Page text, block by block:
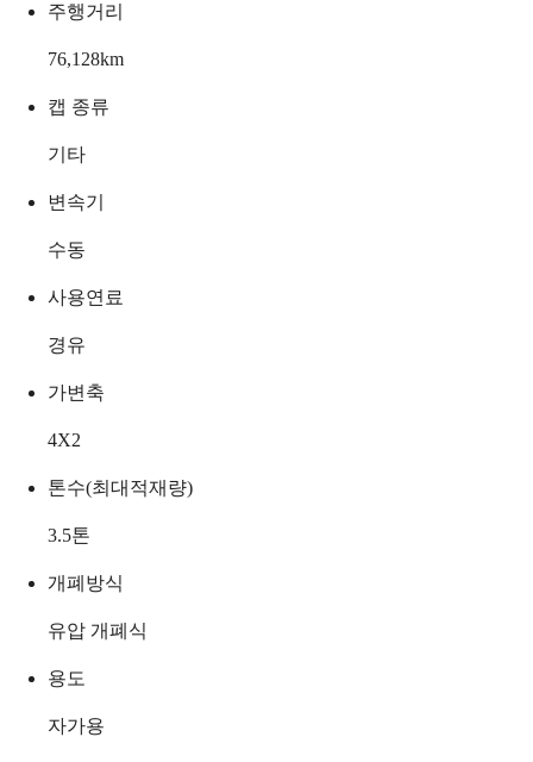
주행거리
76,128km
캡 종류
기타
변속기
수동
사용연료
경유
가변축
4X2
톤수(최대적재량)
3.5톤
개폐방식
유압 개폐식
용도
자가용